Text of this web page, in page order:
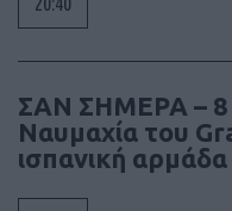
ΣΑΝ ΣΗΜΕΡΑ – 8
Ναυμαχία του
ισπανική αρμάδα